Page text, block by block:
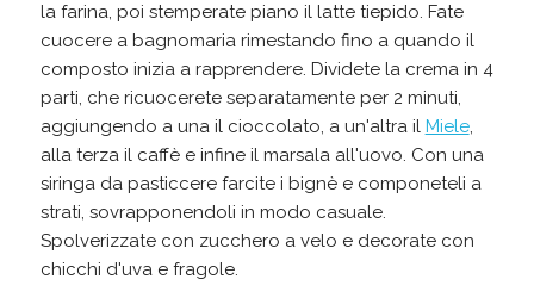
la farina, poi stemperate piano il latte tiepido. Fate
cuocere a bagnomaria rimestando fino a quando il
composto inizia a rapprendere. Dividete la crema in 4
parti, che ricuocerete separatamente per 2 minuti,
aggiungendo a una il cioccolato, a un'altra il Miele,
alla terza il caffè e infine il marsala all'uovo. Con una
siringa da pasticcere farcite i bignè e componeteli a
strati, sovrapponendoli in modo casuale.
Spolverizzate con zucchero a velo e decorate con
chicchi d'uva e fragole.